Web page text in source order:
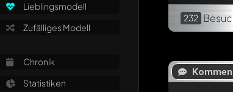
Lieblingsmodell
Zufälliges Modell
Chronik
Statistiken
232